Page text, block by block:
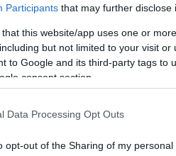
Participants that may further disclose
that this website/app uses one or
but not limited to your visit
to Google and its third-party tags to
consent section.
Data Processing Opt Outs
opt-out of the Sharing of my personal
nella sezioneLogindal